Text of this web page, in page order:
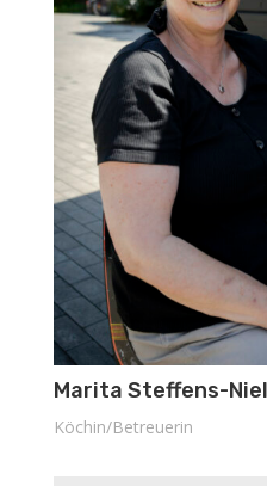
Marita Steffens-
Köchin/Betreuerin